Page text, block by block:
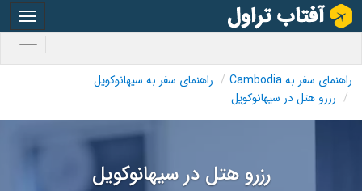
راهنمای سفر به Cambodia
راهنمای سفر به سیهانوکویل
رزرو هتل در سیهانوکویل
رزرو هتل در سیهانوکویل